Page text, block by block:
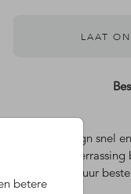
betere
LAAT
Dit design snel
Voor 18 uur